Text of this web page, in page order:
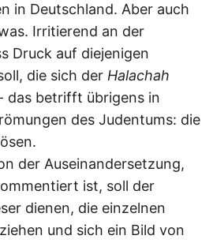
in Deutschland. Aber auch
Irritierend an der
Druck auf diejenigen
die sich der Halachah
das betrifft übrigens in
des Judentums: die
der Auseinandersetzung,
ist, soll der
dienen, die einzelnen
und sich ein Bild von